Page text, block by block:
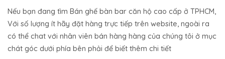
Nếu bạn đang tìm Bán ghế bàn bar căn hộ cao cấp ở TPHCM,
Với số lượng ít hãy đặt hàng trực tiếp trên website, ngoài ra
có thể chat với nhân viên bán hàng hàng của chúng tôi ở mục
chát góc dưới phía bên phải để biết thêm chi tiết